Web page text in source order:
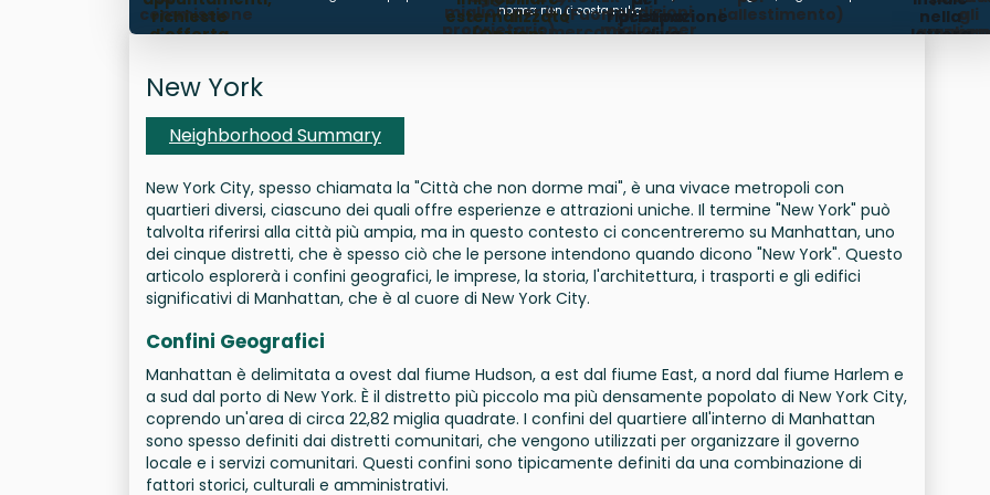
migliori per il
proprietario)
condizioni
migliori per
commissione
(Fuori
mercato,
l'allestimento)
gli
o
richieste
d'offerta
esternalizzato
(Opzioni
ripristino
occupazione
tardiva
nella
lettera
norma non ti costa nulla.
New York
Neighborhood Summary
New York City, spesso chiamata la "Città che non dorme mai", è una vivace metropoli con
quartieri diversi, ciascuno dei quali offre esperienze e attrazioni uniche. Il termine "New York" può
talvolta riferirsi alla città più ampia, ma in questo contesto ci concentreremo su Manhattan, uno
dei cinque distretti, che è spesso ciò che le persone intendono quando dicono "New York". Questo
articolo esplorerà i confini geografici, le imprese, la storia, l'architettura, i trasporti e gli edifici
significativi di Manhattan, che è al cuore di New York City.
Confini Geografici
Manhattan è delimitata a ovest dal fiume Hudson, a est dal fiume East, a nord dal fiume Harlem e
a sud dal porto di New York. È il distretto più piccolo ma più densamente popolato di New York City,
coprendo un'area di circa 22,82 miglia quadrate. I confini del quartiere all'interno di Manhattan
sono spesso definiti dai distretti comunitari, che vengono utilizzati per organizzare il governo
locale e i servizi comunitari. Questi confini sono tipicamente definiti da una combinazione di
fattori storici, culturali e amministrativi.